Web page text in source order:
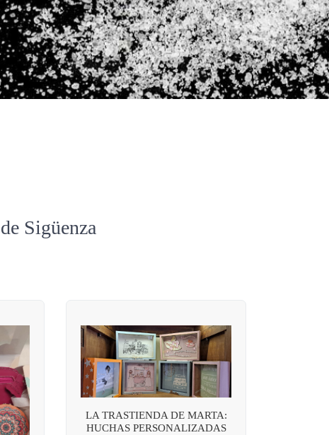
Sigüenza
LA TRASTIENDA DE MARTA:
HUCHAS PERSONALIZADAS